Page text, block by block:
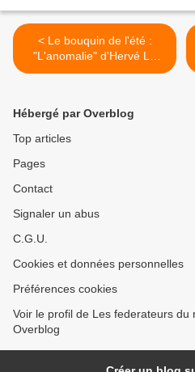
< Le bouquin de l'été :
"L'anomalie" d'Hervé Le
Tellier, vu par Antoine
Hébergé par Overblog
Top articles
Pages
Contact
Signaler un abus
C.G.U.
Cookies et données personnelles
Préférences cookies
Voir le profil de Les federateurs du
Overblog